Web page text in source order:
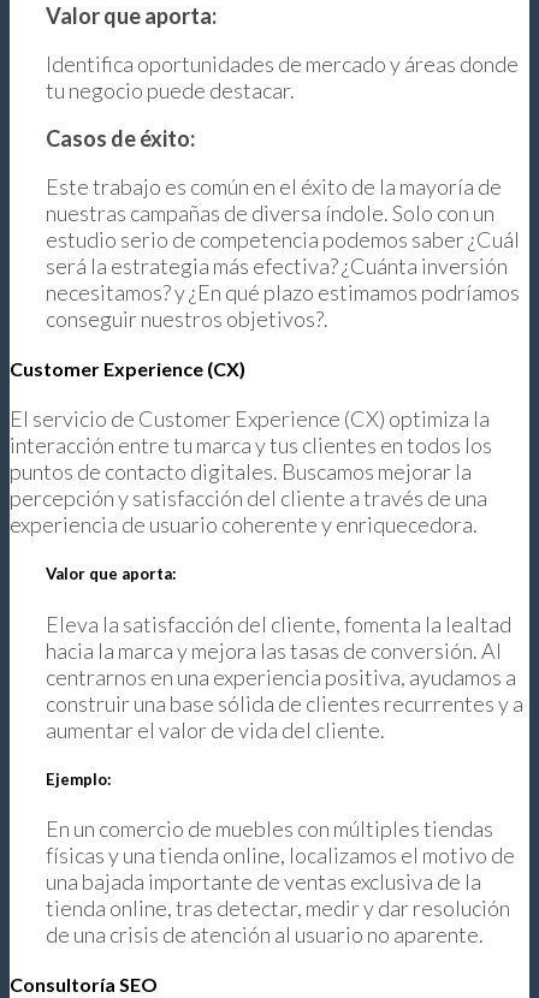
Valor que aporta:
Identifica oportunidades de mercado y áreas donde
tu negocio puede destacar.
Casos de éxito:
Este trabajo es común en el éxito de la mayoría de
nuestras campañas de diversa índole. Solo con un
estudio serio de competencia podemos saber ¿Cuál
será la estrategia más efectiva? ¿Cuánta inversión
necesitamos? y ¿En qué plazo estimamos podríamos
conseguir nuestros objetivos?.
Customer Experience (CX)
El servicio de Customer Experience (CX) optimiza la
interacción entre tu marca y tus clientes en todos los
puntos de contacto digitales. Buscamos mejorar la
percepción y satisfacción del cliente a través de una
experiencia de usuario coherente y enriquecedora.
Valor que aporta:
Eleva la satisfacción del cliente, fomenta la lealtad
hacia la marca y mejora las tasas de conversión. Al
centrarnos en una experiencia positiva, ayudamos a
construir una base sólida de clientes recurrentes y a
aumentar el valor de vida del cliente.
Ejemplo:
En un comercio de muebles con múltiples tiendas
físicas y una tienda online, localizamos el motivo de
una bajada importante de ventas exclusiva de la
tienda online, tras detectar, medir y dar resolución
de una crisis de atención al usuario no aparente.
Consultoría SEO